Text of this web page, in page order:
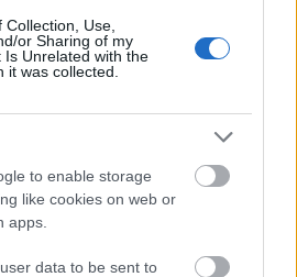
Use,
or Sharing of my
Is Unrelated with the
it was collected.
to enable storage
like cookies on web or
apps.
data to be sent to
egész film alatt, hogy nem is
foglalkozni. És aztán itt van
a szép és tehetséges
a "csaj aki szar filmekben
hogy vállalhat el valaki
4.8/10